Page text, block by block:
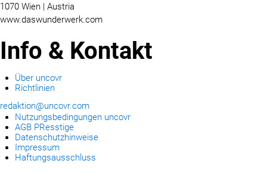
1070 Wien | Austria
www.daswunderwerk.com
Info & Kontakt
Über uncovr
Richtlinien
redaktion@uncovr.com
Nutzungsbedingungen uncovr
AGB PResstige
Datenschutzhinweise
Impressum
Haftungsausschluss